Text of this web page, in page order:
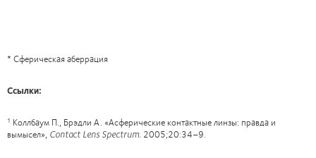
* Сферическая аберрация
Ссылки:
1 Коллбаум П., Брэдли А. «Асферические контактные линзы: правда и
вымысел», Contact Lens Spectrum. 2005;20:34–9.